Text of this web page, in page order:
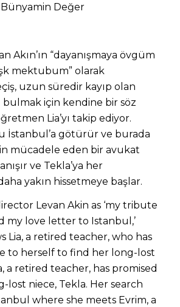
Değer
Akın’ın “dayanışmaya övgüm
mektubum” olarak
uzun süredir kayıp olan
bulmak için kendine bir söz
Lia’yı takip ediyor.
İstanbul’a götürür ve burada
mücadele eden bir avukat
ve Tekla’ya her
yakın hissetmeye başlar.
Levan Akin as ‘my tribute
my love letter to Istanbul,’
Lia, a retired teacher, who has
to herself to find her long-lost
a retired teacher, has promised
lost niece, Tekla. Her search
where she meets Evrim, a